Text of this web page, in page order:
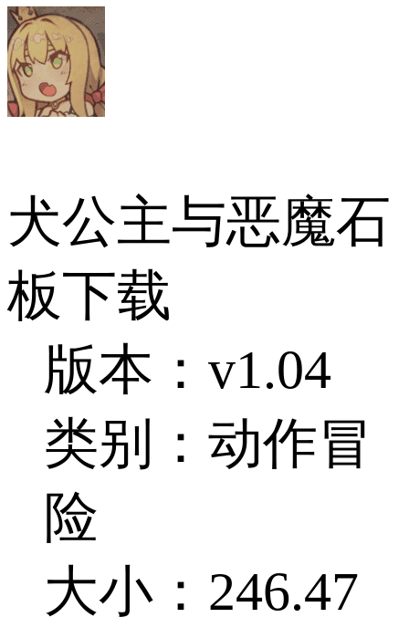
犬公主与恶魔石
板下载
版本：v1.04
类别：动作冒
险
大小：246.47